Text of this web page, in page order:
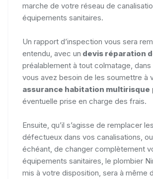
marche de votre réseau de
équipements sanitaires.
Un rapport d’inspection vous sera
entendu, avec un devis réparation
préalablement à tout colmatage, dans
vous avez besoin de les soumettre à
assurance habitation multirisque
éventuelle prise en charge des frais.
Ensuite, qu’il s’agisse de remplacer
défectueux dans vos canalisations,
échéant, de changer complètement
équipements sanitaires, le plombier
mis à votre disposition, sera à même